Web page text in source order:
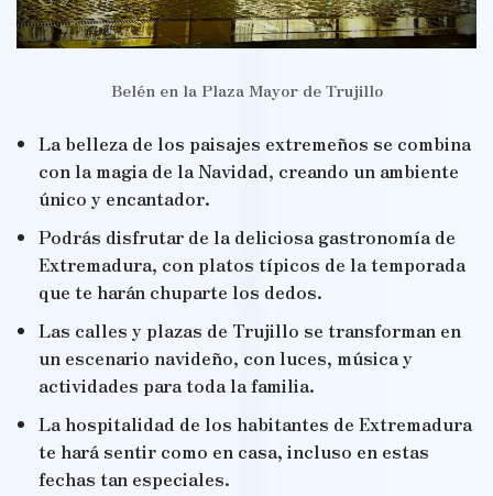
Belén en la Plaza Mayor de Trujillo
La belleza de los paisajes extremeños se combina
con la magia de la Navidad, creando un ambiente
único y encantador.
Podrás disfrutar de la deliciosa gastronomía de
Extremadura, con platos típicos de la temporada
que te harán chuparte los dedos.
Las calles y plazas de Trujillo se transforman en
un escenario navideño, con luces, música y
actividades para toda la familia.
La hospitalidad de los habitantes de Extremadura
te hará sentir como en casa, incluso en estas
fechas tan especiales.